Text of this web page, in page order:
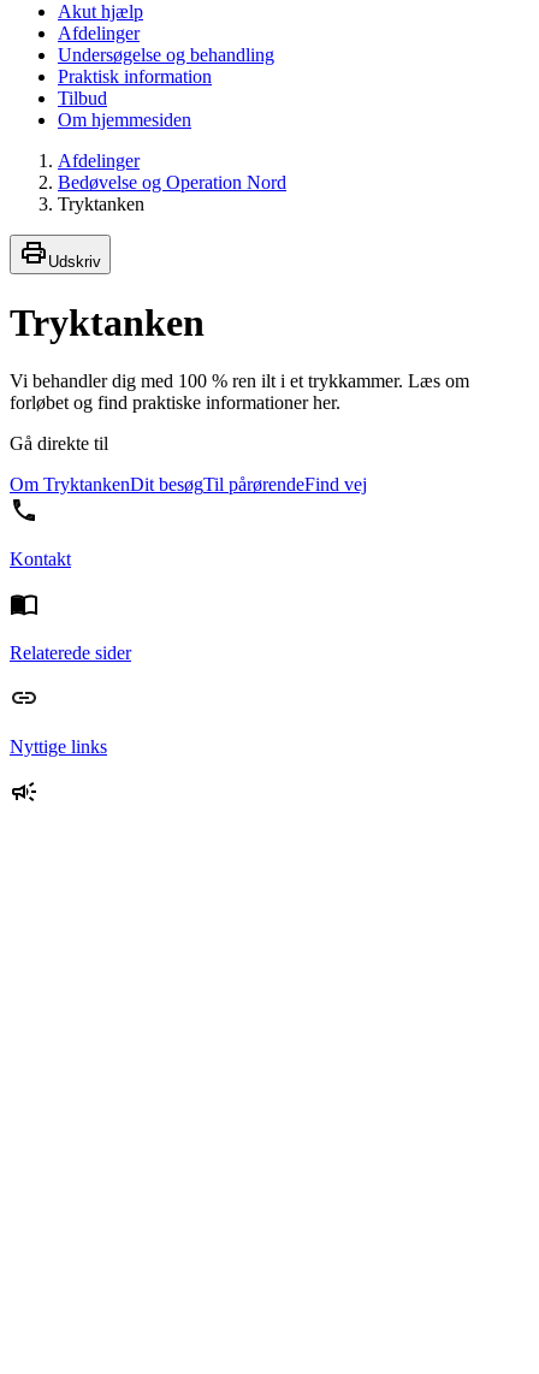
Akut hjælp
Afdelinger
Undersøgelse og behandling
Praktisk information
Tilbud
Om hjemmesiden
Afdelinger
Bedøvelse og Operation Nord
Tryktanken
Udskriv
Tryktanken
Vi behandler dig med 100 % ren ilt i et trykkammer. Læs om
forløbet og find praktiske informationer her.
Gå direkte til
Om TryktankenDit besøgTil pårørendeFind vej
Kontakt
Relaterede sider
Nyttige links